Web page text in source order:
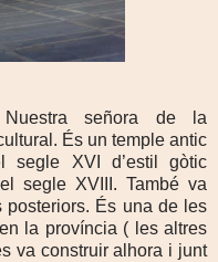
Nuestra señora de la
És un temple antic
segle XVI d’estil gòtic
segle XVIII. També va
posteriors. És una de les
la província ( les altres
va construir alhora i junt